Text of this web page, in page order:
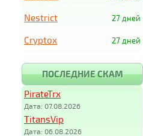
27 дней
Nestrict
27 дней
Cryptox
ПОСЛЕДНИЕ СКАМ
PirateTrx
Дата: 07.08.2026
TitansVip
Дата: 06.08.2026